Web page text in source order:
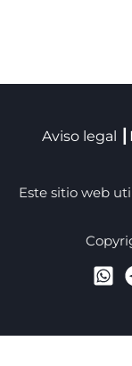
Aviso legal
Este sitio web